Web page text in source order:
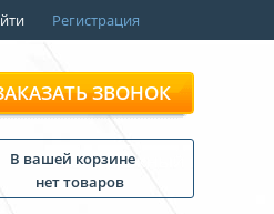
Регистрация
ЗВОНОК
В вашей корзине
нет товаров